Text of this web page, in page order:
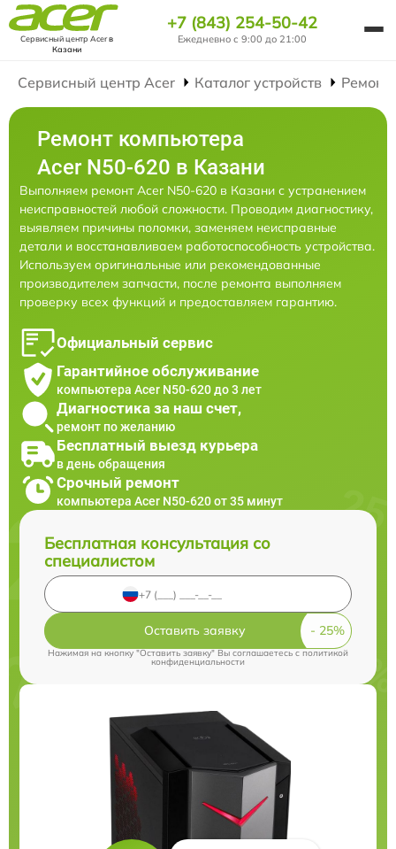
Сервисный центр Acerв
Казани
+7 (843) 254-50-42
Ежедневно с 9:00 до 21:00
Сервисный центр Acer Каталог устройств
Ремонт компьютера
Acer N50-620 в Казани
Выполняем ремонт Acer N50-620 в Казани с устранением
неисправностей любой сложности. Проводим диагностику,
выявляем причины поломки, заменяем неисправные
детали и восстанавливаем работоспособность устройства.
Используем оригинальные или рекомендованные
производителем запчасти, после ремонта выполняем
проверку всех функций и предоставляем гарантию.
Официальный сервис
Гарантийное обслуживание
компьютера Acer N50-620 до 3 лет
Диагностика за наш счет,
ремонт по желанию
Бесплатный выезд курьера
в день обращения
Срочный ремонт
компьютера Acer N50-620 от 35 минут
Бесплатная консультация со
специалистом
Оставить заявку
Нажимая на кнопку "Оставить заявку" Вы соглашаетесь cполитикой
конфиденциальности